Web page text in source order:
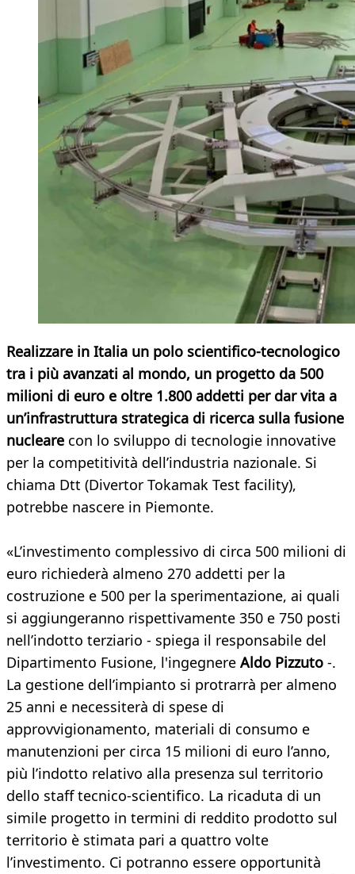
Realizzare in Italia un polo scientifico-tecnologico
tra i più avanzati al mondo, un progetto da 500
milioni di euro e oltre 1.800 addetti per dar vita a
un’infrastruttura strategica di ricerca sulla fusione
nucleare con lo sviluppo di tecnologie innovative
per la competitività dell’industria nazionale. Si
chiama Dtt (Divertor Tokamak Test facility),
potrebbe nascere in Piemonte.
«L’investimento complessivo di circa 500 milioni di
euro richiederà almeno 270 addetti per la
costruzione e 500 per la sperimentazione, ai quali
si aggiungeranno rispettivamente 350 e 750 posti
nell’indotto terziario - spiega il responsabile del
Dipartimento Fusione, l'ingegnere Aldo Pizzuto -.
La gestione dell’impianto si protrarrà per almeno
25 anni e necessiterà di spese di
approvvigionamento, materiali di consumo e
manutenzioni per circa 15 milioni di euro l’anno,
più l’indotto relativo alla presenza sul territorio
dello staff tecnico-scientifico. La ricaduta di un
simile progetto in termini di reddito prodotto sul
territorio è stimata pari a quattro volte
l’investimento. Ci potranno essere opportunità